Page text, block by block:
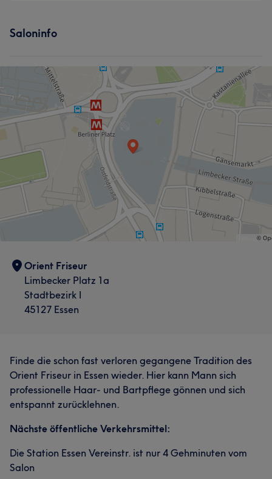
Saloninfo
Orient Friseur
Limbecker Platz 1a
Stadtbezirk I
45127 Essen
Finde die schon fast verloren gegangene Tradition des
Orient Friseur in Essen wieder. Hier kann Mann sich
professionelle Haar- und Bartpflege gönnen und sich
entspannt zurücklehnen.
Nächste öffentliche Verkehrsmittel:
Die Station Essen Vereinstr. ist nur 4 Gehminuten vom
Salon